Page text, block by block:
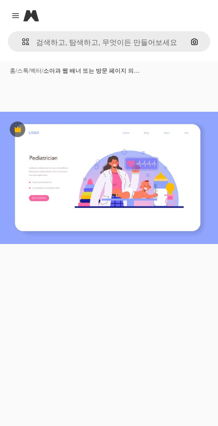
Close menu
Magnific
이미지
홈/스톡/벡터/소아과 웹 배너 또는 방문 페이지 의…
프리미엄